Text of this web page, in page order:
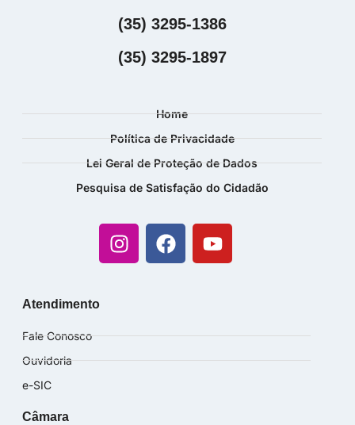
(35) 3295-1386
(35) 3295-1897
Home
Política de Privacidade
Lei Geral de Proteção de Dados
Pesquisa de Satisfação do Cidadão
Atendimento
Fale Conosco
Ouvidoria
e-SIC
Câmara